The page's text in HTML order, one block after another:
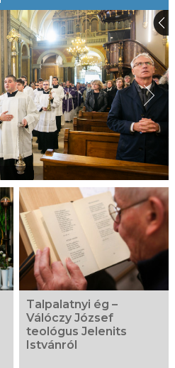
Talpalatnyi ég –
Válóczy József
teológus Jelenits
Istvánról